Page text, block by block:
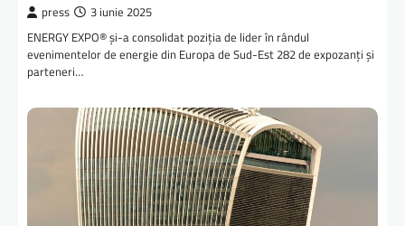
press 3 iunie 2025
ENERGY EXPO® și-a consolidat poziția de lider în rândul
evenimentelor de energie din Europa de Sud-Est 282 de expozanți și
parteneri…